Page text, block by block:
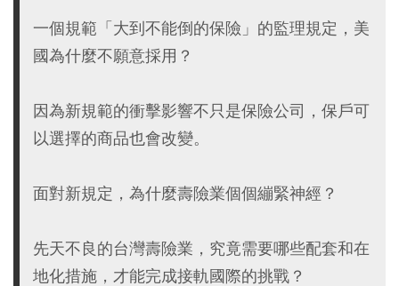
一個規範「大到不能倒的保險」的監理規定，美
國為什麼不願意採用？
因為新規範的衝擊影響不只是保險公司，保戶可
以選擇的商品也會改變。
面對新規定，為什麼壽險業個個繃緊神經？
先天不良的台灣壽險業，究竟需要哪些配套和在
地化措施，才能完成接軌國際的挑戰？